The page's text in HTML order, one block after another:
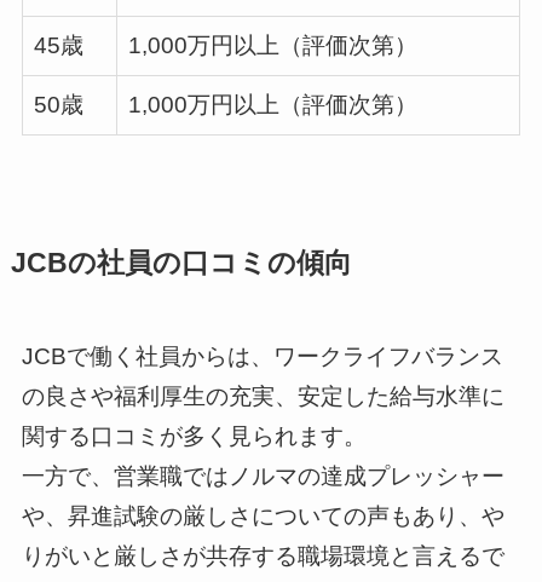
45歳 1,000万円以上（評価次第）
50歳 1,000万円以上（評価次第）
JCBの社員の口コミの傾向
JCBで働く社員からは、ワークライフバランス
の良さや福利厚生の充実、安定した給与水準に
関する口コミが多く見られます。
一方で、営業職ではノルマの達成プレッシャー
や、昇進試験の厳しさについての声もあり、や
りがいと厳しさが共存する職場環境と言えるで